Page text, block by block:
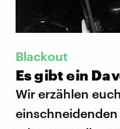
Blackout
Es gibt ein
Wir erzählen